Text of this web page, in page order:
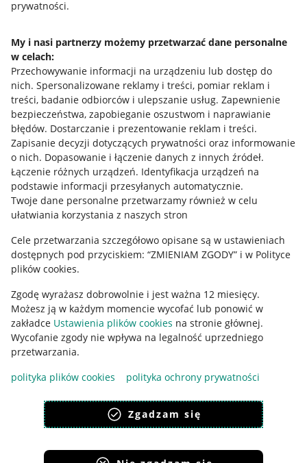
prywatności.
My i nasi partnerzy możemy przetwarzać dane personalne
w celach:
Przechowywanie informacji na urządzeniu lub dostęp do
nich. Spersonalizowane reklamy i treści, pomiar reklam i
treści, badanie odbiorców i ulepszanie usług. Zapewnienie
bezpieczeństwa, zapobieganie oszustwom i naprawianie
błędów. Dostarczanie i prezentowanie reklam i treści.
Zapisanie decyzji dotyczących prywatności oraz informowanie
o nich. Dopasowanie i łączenie danych z innych źródeł.
Łączenie różnych urządzeń. Identyfikacja urządzeń na
podstawie informacji przesyłanych automatycznie.
Twoje dane personalne przetwarzamy również w celu
ułatwiania korzystania z naszych stron
Cele przetwarzania szczegółowo opisane są w ustawieniach
dostępnych pod przyciskiem: “ZMIENIAM ZGODY” i w Polityce
plików cookies.
Zgodę wyrażasz dobrowolnie i jest ważna 12 miesięcy.
Możesz ją w każdym momencie wycofać lub ponowić w
zakładce Ustawienia plików cookies na stronie głównej.
Wycofanie zgody nie wpływa na legalność uprzedniego
przetwarzania.
polityka plików cookies
polityka ochrony prywatności
Zgadzam się
Allegro Gadane dla sprzedających
Mapa miejscowości
Informacje prawne
Regulamin
Polityka plików "cookies"
Ustawienia plików "cookies"
Udostępnianie lokalizacji
Informacje dla Aktu o Usługach Cyfrowych
Pobierz aplikację
Korzystanie z serwisu oznacza akceptację